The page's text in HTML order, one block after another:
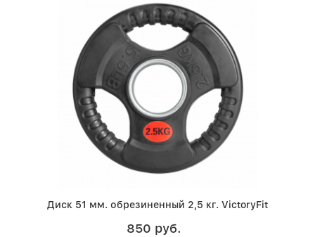
Диск 51 мм. обрезиненный 2,5 кг. VictoryFit
850 руб.